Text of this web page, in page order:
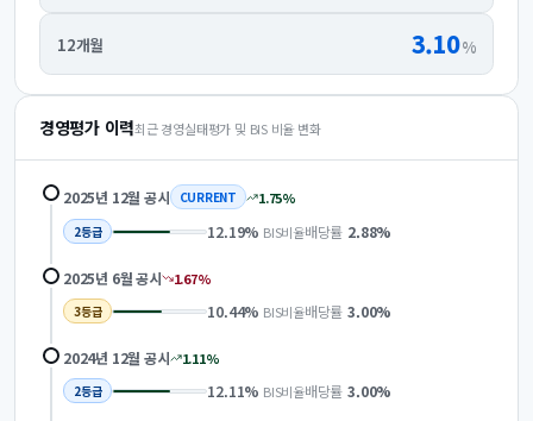
12개월 3.10%
경영평가 이력최근 경영실태평가 및 BIS 비율 변화
2025년 12월 공시 CURRENT 1.75%
2등급 12.19% BIS비율배당률 2.88%
2025년 6월공시 1.67%
3등급 10.44% BIS비율배당률 3.00%
2024년 12월 공시 1.11%
2등급 12.11% BIS비율배당률 3.00%